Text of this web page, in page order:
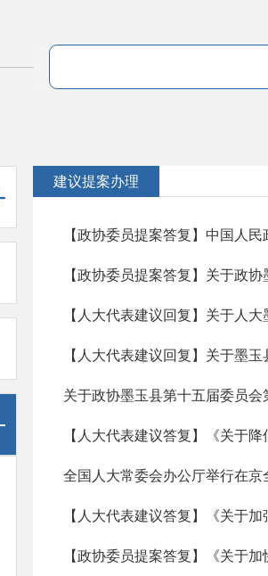
建议提案办理
关于政协墨玉县第十五届委员
【人大代表建议答复】《关于
【政协委员提案答复】《关于